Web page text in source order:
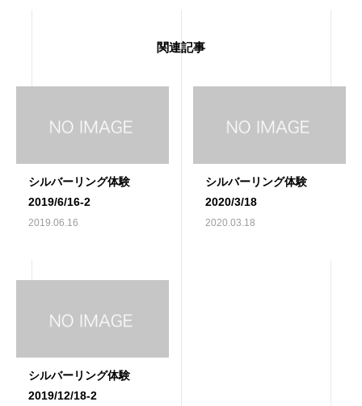
関連記事
シルバーリング体験
2019/6/16-2
2019.06.16
シルバーリング体験
2020/3/18
2020.03.18
シルバーリング体験
2019/12/18-2